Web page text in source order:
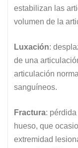
estabilizan las
volumen de la
Luxación:
de una
articulación
sanguíneos.
Fractura:
hueso, que
extremidad